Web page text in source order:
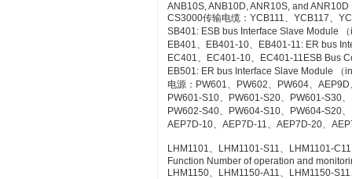
ANB10S, ANB10D, ANR10S, and
CS3000传输电缆：YCB111、YCB117、
SB401: ESB bus Interface Slave Module
EB401、EB401-10、EB401-11: ER bus
EC401、EC401-10、EC401-11ESB Bus
EB501: ER bus Interface Slave Module （
电源：PW601、PW602、PW604、
PW601-S10、PW601-S20、PW601-S30
PW602-S40、PW604-S10、PW604-S20
AEP7D-10、AEP7D-11、AEP7D-20、
LHM1101、LHM1101-S11、LHM1101-
Function Number of operation and
LHM1150、LHM1150-A11、LHM1150-